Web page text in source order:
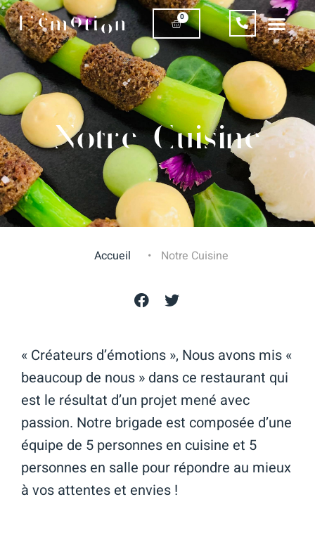
0
Notre Cuisine
Accueil • Notre Cuisine
« Créateurs d’émotions », Nous avons mis «
beaucoup de nous » dans ce restaurant qui
est le résultat d’un projet mené avec
passion. Notre brigade est composée d’une
équipe de 5 personnes en cuisine et 5
personnes en salle pour répondre au mieux
à vos attentes et envies !